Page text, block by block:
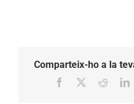
Comparteix-ho a la
Facebook Reddit